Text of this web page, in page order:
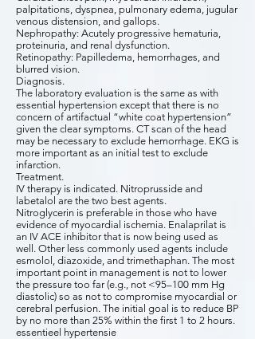
palpitations, dyspnea, pulmonary edema, jugular
venous distension, and gallops.
Nephropathy: Acutely progressive hematuria,
proteinuria, and renal dysfunction.
Retinopathy: Papilledema, hemorrhages, and
blurred vision.
Diagnosis.
The laboratory evaluation is the same as with
essential hypertension except that there is no
concern of artifactual “white coat hypertension”
given the clear symptoms. CT scan of the head
may be necessary to exclude hemorrhage. EKG is
more important as an initial test to exclude
infarction.
Treatment.
IV therapy is indicated. Nitroprusside and
labetalol are the two best agents.
Nitroglycerin is preferable in those who have
evidence of myocardial ischemia. Enalaprilat is
an IV ACE inhibitor that is now being used as
well. Other less commonly used agents include
esmolol, diazoxide, and trimethaphan. The most
important point in management is not to lower
the pressure too far (e.g., not <95–100 mm Hg
diastolic) so as not to compromise myocardial or
cerebral perfusion. The initial goal is to reduce BP
by no more than 25% within the first 1 to 2 hours.
essentieel hypertensie